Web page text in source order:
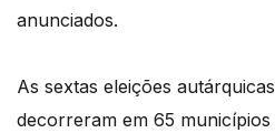
anunciados.
As sextas eleições
decorreram em 65